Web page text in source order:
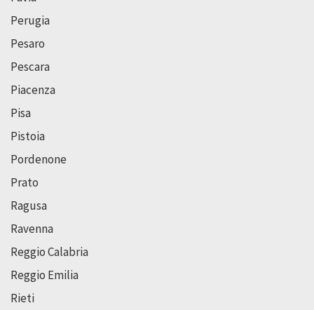
Perugia
Pesaro
Pescara
Piacenza
Pisa
Pistoia
Pordenone
Prato
Ragusa
Ravenna
Reggio Calabria
Reggio Emilia
Rieti